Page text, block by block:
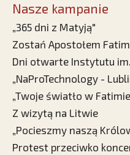
Nasze kampanie
„365 dni z Matyją"
Zostań Apostołem
Dni otwarte Instytutu
„NaProTechnology -
„Twoje światło w
Z wizytą na Litwie
„Pocieszmy naszą
Protest przeciwko